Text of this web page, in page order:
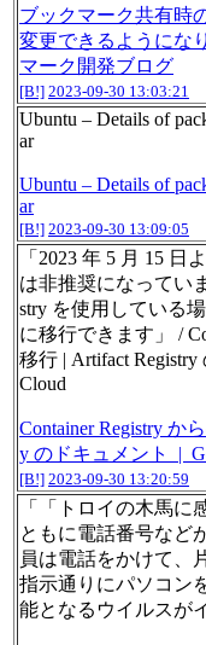
ブックマーク共有時
変更できるようにな
マーク開発ブログ
[B!] 2023-09-30 13:03:21
Ubuntu – Details of
ar
Ubuntu – Details of
ar
[B!] 2023-09-30 13:09:05
「2023 年 5 月 15 日
は非推奨になってい
stry を使用している
に移行できます」 /
移行 | Artifact
Cloud
Container Registry か
y のドキュメント |
[B!] 2023-09-30 13:20:59
「「トロイの木馬に
ともに電話番号など
員は電話をかけて、
指示通りにパソコン
能となるウイルスが